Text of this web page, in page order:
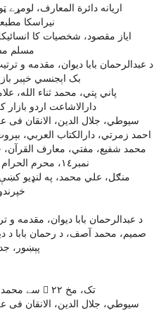
اريانه دائرة المعارف، لومړے
نيراسکا مطبعه کابل،
ایاز مقصود، شخصیات کا
مسلم مسجد
د عبدالرحمان بابا ديوان، مقدمه و
بک اېجنسي خېبر
دارالاشاعت اردو بازار
سيوطي، جلال الدين، الانقان فى
احمد زمرتي، دارالکتاب العربي، بېروت لبنان ١٣٢٥هـ /
نمبر١٤، محرم الحرام ١٤٢١ هـ / اپرېل ٢٠٠٠ء، مخ ٥٩٢
منګل، علي محمد، په لنډيو
خپرندويه
د عبدالرحمان بابا ديوان، مقدمه و
صميم، محمد آصف، د رحمان بابا د
پېښور، جدون
عثماني، محمد رفيع، مفتي، آدم سے محمد  تک، مخ ٢٢
سيوطي، جلال الدين، الانقان فى